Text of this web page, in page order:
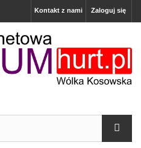
Zaloguj się
Kontakt z nami